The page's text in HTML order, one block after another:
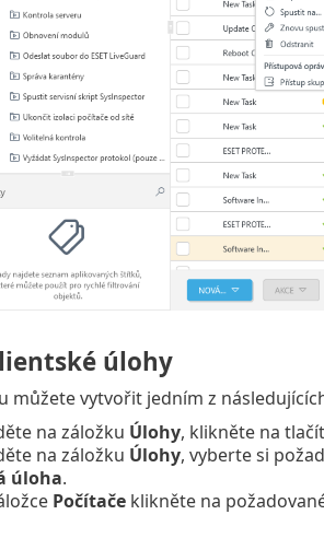
úlohy
můžete vytvořit jedním z
na záložku Úlohy, klikněte na
na záložku Úlohy, vyberte si
úloha.
Počítačeklikněte na